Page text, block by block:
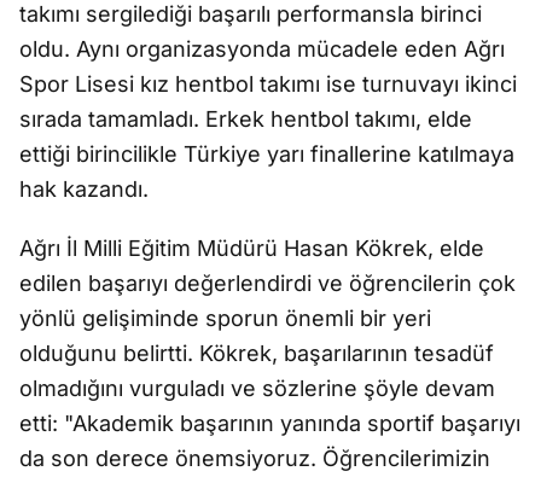
takımı sergilediği başarılı performansla birinci
oldu. Aynı organizasyonda mücadele eden Ağrı
Spor Lisesi kız hentbol takımı ise turnuvayı ikinci
sırada tamamladı. Erkek hentbol takımı, elde
ettiği birincilikle Türkiye yarı finallerine katılmaya
hak kazandı.
Ağrı İl Milli Eğitim Müdürü Hasan Kökrek, elde
edilen başarıyı değerlendirdi ve öğrencilerin çok
yönlü gelişiminde sporun önemli bir yeri
olduğunu belirtti. Kökrek, başarılarının tesadüf
olmadığını vurguladı ve sözlerine şöyle devam
etti: "Akademik başarının yanında sportif başarıyı
da son derece önemsiyoruz. Öğrencilerimizin